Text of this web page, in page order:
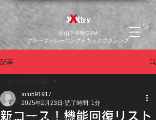
​岡山下中野GYM
グループトレーニング＆キックボクシング
記事
すべての記事
新コース！機能回復リスト
info591917
2025年2月23日 読了時間: 1分